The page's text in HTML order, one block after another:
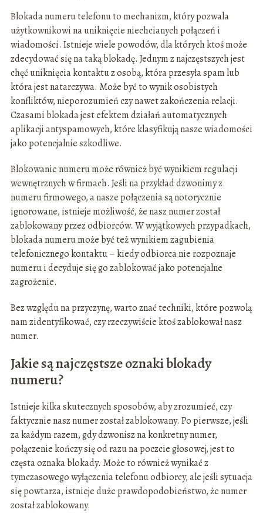
Blokada numeru telefonu to mechanizm, który pozwala
użytkownikowi na uniknięcie niechcianych połączeń i
wiadomości. Istnieje wiele powodów, dla których ktoś może
zdecydować się na taką blokadę. Jednym z najczęstszych jest
chęć uniknięcia kontaktu z osobą, która przesyła spam lub
która jest natarczywa. Może być to wynik osobistych
konfliktów, nieporozumień czy nawet zakończenia relacji.
Czasami blokada jest efektem działań automatycznych
aplikacji antyspamowych, które klasyfikują nasze wiadomości
jako potencjalnie szkodliwe.
Blokowanie numeru może również być wynikiem regulacji
wewnętrznych w firmach. Jeśli na przykład dzwonimy z
numeru firmowego, a nasze połączenia są notorycznie
ignorowane, istnieje możliwość, że nasz numer został
zablokowany przez odbiorców. W wyjątkowych przypadkach,
blokada numeru może być też wynikiem zagubienia
telefonicznego kontaktu – kiedy odbiorca nie rozpoznaje
numeru i decyduje się go zablokować jako potencjalne
zagrożenie.
Bez względu na przyczynę, warto znać techniki, które pozwolą
nam zidentyfikować, czy rzeczywiście ktoś zablokował nasz
numer.
Jakie są najczęstsze oznaki blokady
numeru?
Istnieje kilka skutecznych sposobów, aby zrozumieć, czy
faktycznie nasz numer został zablokowany. Po pierwsze, jeśli
za każdym razem, gdy dzwonisz na konkretny numer,
połączenie kończy się od razu na poczcie głosowej, jest to
częsta oznaka blokady. Może to również wynikać z
tymczasowego wyłączenia telefonu odbiorcy, ale jeśli sytuacja
się powtarza, istnieje duże prawdopodobieństwo, że numer
został zablokowany.